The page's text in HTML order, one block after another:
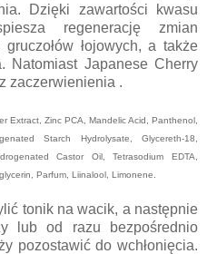
Dzięki zawartości kwasu
regenerację zmian
łojowych, a także
Natomiast Japanese Cherry
zaczerwienienia .
Extract, Zinc PCA, Mandelic Acid, Panthenol,
Starch Hydrolysate, Glycereth-18,
Castor Oil, Tetrasodium EDTA,
Parfum, Liinalool, Limonene.
tonik na wacik, a następnie
lub od razu bezpośrednio
pozostawić do wchłonięcia.